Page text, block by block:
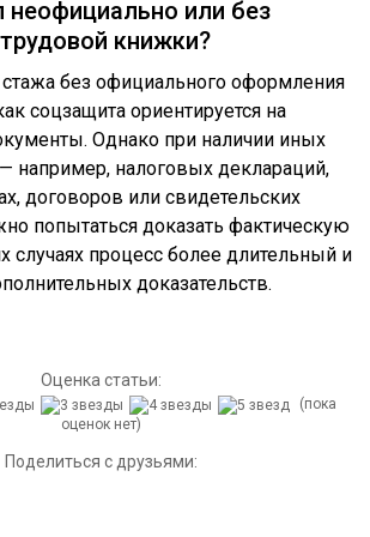
неофициально или без
книжки?
без официального оформления
соцзащита ориентируется на
Однако при наличии иных
например, налоговых деклараций,
договоров или свидетельских
попытаться доказать фактическую
случаях процесс более длительный и
доказательств.
Оценка статьи:
(пока
оценок нет)
Поделиться с друзьями: